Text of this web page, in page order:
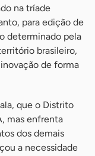
na tríade
para edição de
determinado pela
brasileiro,
de forma
que o Distrito
mas enfrenta
dos demais
a necessidade